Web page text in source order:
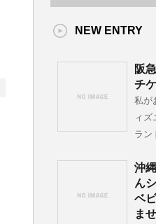
NEW ENTRY
阪
チ
私が
ィ
ラン
沖
ん
ベ
ま